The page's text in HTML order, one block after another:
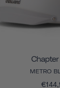
Chapter
METRO